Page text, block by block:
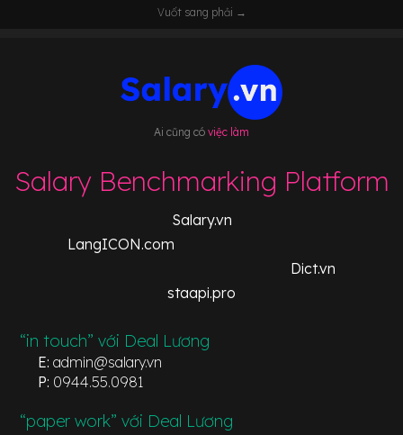
Vuốt sang phải →
Ai cũng có việc làm
Salary Benchmarking Platform
Salary.vn
LangICON.com
Dict.vn
staapi.pro
“in touch” với Deal Lương
E: admin@salary.vn
P: 0944.55.0981
“paper work” với Deal Lương